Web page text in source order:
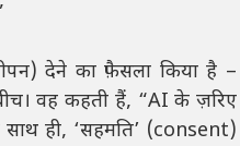
देने का फ़ैसला किया है –
वह कहती हैं, “AI के ज़रिए
ही, ‘सहमति’ (consent)